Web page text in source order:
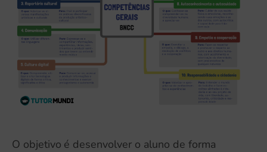
O objetivo é desenvolver o aluno de forma